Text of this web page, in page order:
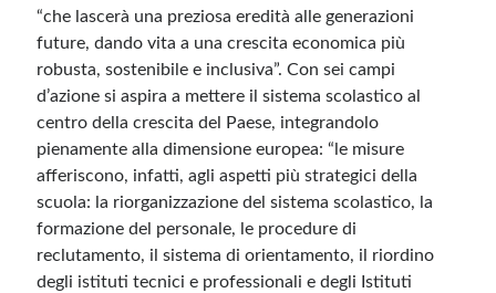
“che lascerà una preziosa eredità alle generazioni
future, dando vita a una crescita economica più
robusta, sostenibile e inclusiva”. Con sei campi
d’azione si aspira a mettere il sistema scolastico al
centro della crescita del Paese, integrandolo
pienamente alla dimensione europea: “le misure
afferiscono, infatti, agli aspetti più strategici della
scuola: la riorganizzazione del sistema scolastico, la
formazione del personale, le procedure di
reclutamento, il sistema di orientamento, il riordino
degli istituti tecnici e professionali e degli Istituti